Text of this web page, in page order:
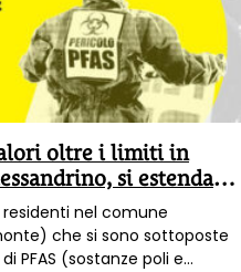
oltre i limiti in
si estendano
nel comune
che si sono sottoposte
PFAS (sostanze poli e